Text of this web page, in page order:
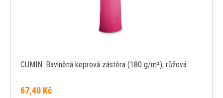
CUMIN. Bavlněná keprová zástěra (180 g/m²), růžová
67,40 Kč